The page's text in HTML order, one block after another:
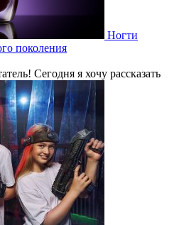
Ногти
поколения
Сегодня я хочу рассказать